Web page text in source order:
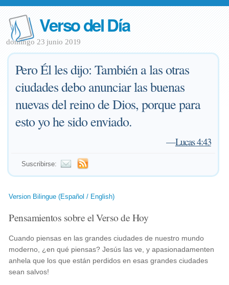
Verso del Día
domingo 23 junio 2019
Pero Él les dijo: También a las otras
ciudades debo anunciar las buenas
nuevas del reino de Dios, porque para
esto yo he sido enviado.
—Lucas 4:43
Suscribirse:
Version Bilingue (Español / English)
Pensamientos sobre el Verso de Hoy
Cuando piensas en las grandes ciudades de nuestro mundo
moderno, ¿en qué piensas? Jesús las ve, y apasionadamenten
anhela que los que están perdidos en esas grandes ciudades
sean salvos!